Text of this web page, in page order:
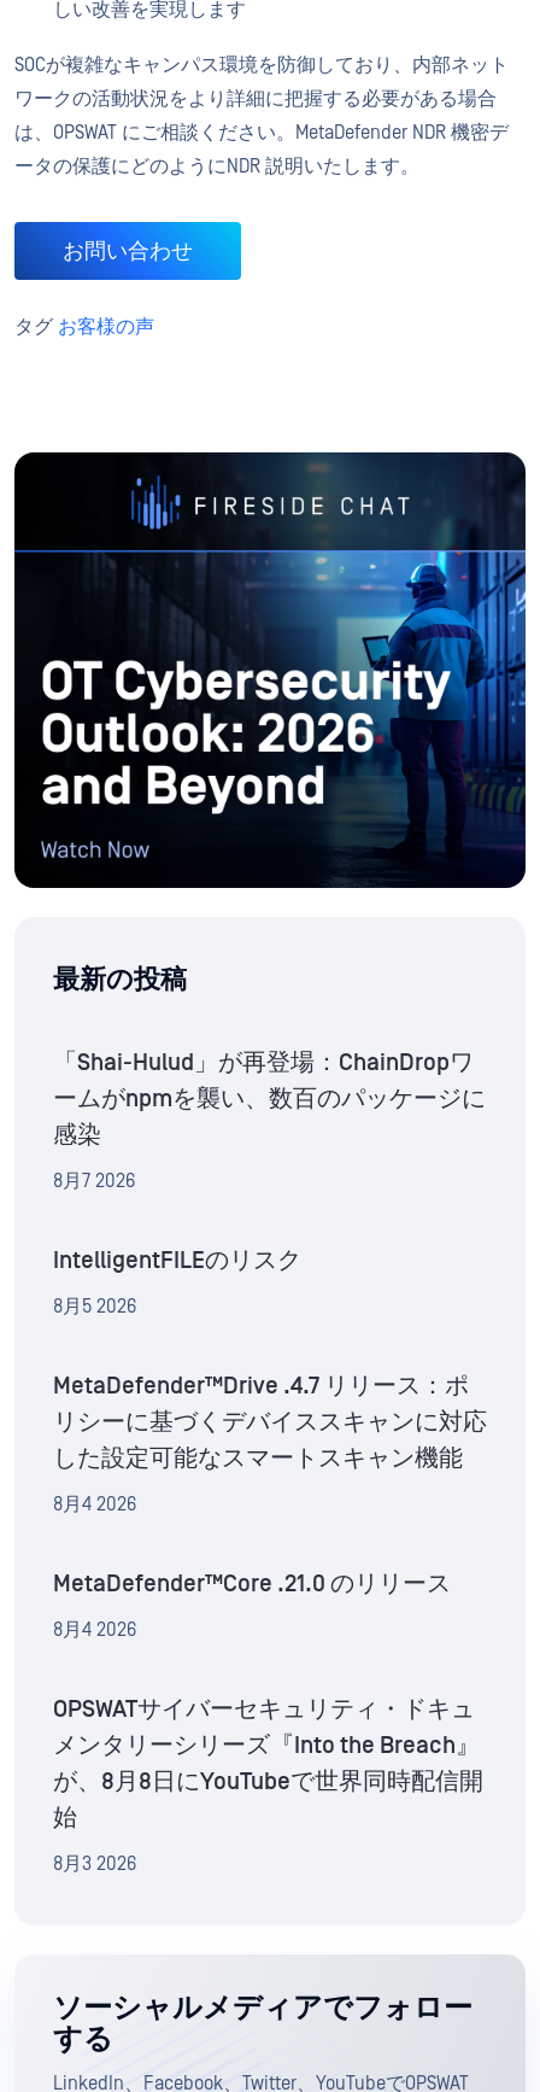
しい改善を実現します
SOCが複雑なキャンパス環境を防御しており、内部ネット
ワークの活動状況をより詳細に把握する必要がある場合
は、OPSWAT にご相談ください。MetaDefender NDR 機密デ
ータの保護にどのようにNDR 説明いたします。
お問い合わせ
タグ お客様の声
最新の投稿
「Shai-Hulud」が再登場：ChainDropワ
ームがnpmを襲い、数百のパッケージに
感染
8月7 2026
IntelligentFILEのリスク
8月5 2026
MetaDefender™Drive .4.7 リリース：ポ
リシーに基づくデバイススキャンに対応
した設定可能なスマートスキャン機能
8月4 2026
MetaDefender™Core .21.0 のリリース
8月4 2026
OPSWATサイバーセキュリティ・ドキュ
メンタリーシリーズ『Into the Breach』
が、8月8日にYouTubeで世界同時配信開
始
8月3 2026
ソーシャルメディアでフォロー
する
LinkedIn、Facebook、Twitter、YouTubeでOPSWAT